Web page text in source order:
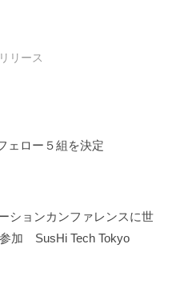
リース
ェロー５組を決定
ションカンファレンスに世
加 SusHi Tech Tokyo